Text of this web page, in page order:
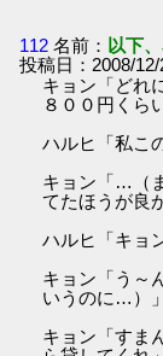
112 名前： 以下
投稿日：2008/
キョン「どれ
８００円くら
ハルヒ「私こ
キョン「…（
てたほうが良
ハルヒ「キョ
キョン「う～
いうのに…）」
キョン「すま